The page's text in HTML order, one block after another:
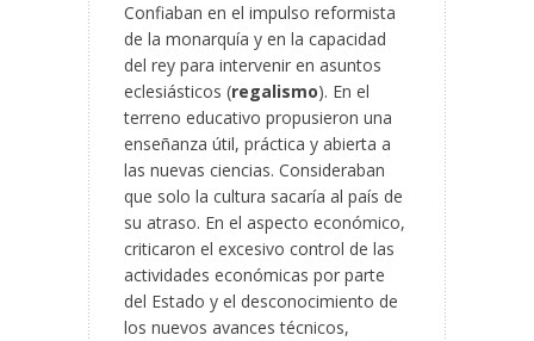
Confiaban en el impulso reformista
de la monarquía y en la capacidad
del rey para intervenir en asuntos
eclesiásticos (regalismo). En el
terreno educativo propusieron una
enseñanza útil, práctica y abierta a
las nuevas ciencias. Consideraban
que solo la cultura sacaría al país de
su atraso. En el aspecto económico,
criticaron el excesivo control de las
actividades económicas por parte
del Estado y el desconocimiento de
los nuevos avances técnicos,